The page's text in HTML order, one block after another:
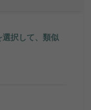
択して、類似